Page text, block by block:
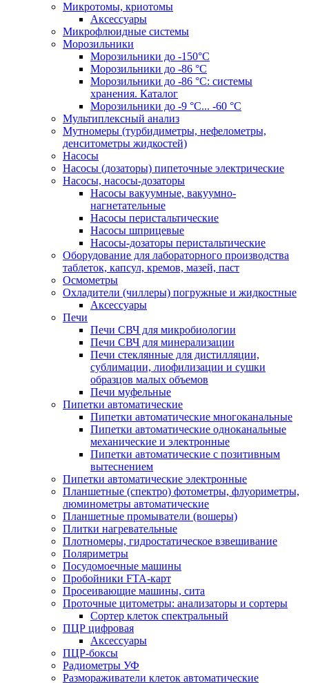
Микротомы, криотомы
Аксессуары
Микрофлюидные системы
Морозильники
Морозильники до -150°С
Морозильники до -86 °C
Морозильники до -86 °C: системы
хранения. Каталог
Морозильники до -9 °C... -60 °C
Мультиплексный анализ
Мутномеры (турбидиметры, нефелометры,
денситометры жидкостей)
Насосы
Насосы (дозаторы) пипеточные электрические
Насосы, насосы-дозаторы
Насосы вакуумные, вакуумно-
нагнетательные
Насосы перистальтические
Насосы шприцевые
Насосы-дозаторы перистальтические
Оборудование для лабораторного производства
таблеток, капсул, кремов, мазей, паст
Осмометры
Охладители (чиллеры) погружные и жидкостные
Аксессуары
Печи
Печи СВЧ для микробиологии
Печи СВЧ для минерализации
Печи стеклянные для дистилляции,
сублимации, лиофилизации и сушки
образцов малых объемов
Печи муфельные
Пипетки автоматические
Пипетки автоматические многоканальные
Пипетки автоматические одноканальные
механические и электронные
Пипетки автоматические с позитивным
вытеснением
Пипетки автоматические электронные
Планшетные (спектро) фотометры, флуориметры,
люминометры автоматические
Планшетные промыватели (вошеры)
Плитки нагревательные
Плотномеры, гидростатическое взвешивание
Поляриметры
Посудомоечные машины
Пробойники FTA-карт
Просеивающие машины, сита
Проточные цитометры: анализаторы и сортеры
Сортер клеток спектральный
ПЦР цифровая
Аксессуары
ПЦР-боксы
Радиометры УФ
Размораживатели клеток автоматические